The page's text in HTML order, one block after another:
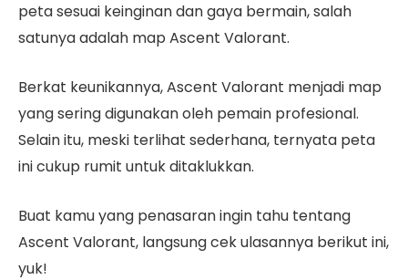
peta sesuai keinginan dan gaya bermain, salah
satunya adalah map Ascent Valorant.
Berkat keunikannya, Ascent Valorant menjadi map
yang sering digunakan oleh pemain profesional.
Selain itu, meski terlihat sederhana, ternyata peta
ini cukup rumit untuk ditaklukkan.
Buat kamu yang penasaran ingin tahu tentang
Ascent Valorant, langsung cek ulasannya berikut ini,
yuk!